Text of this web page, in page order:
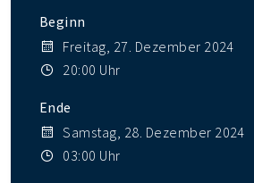
Beginn
Freitag, 27. Dezember 2024
20:00 Uhr
Ende
Samstag, 28. Dezember 2024
03:00 Uhr